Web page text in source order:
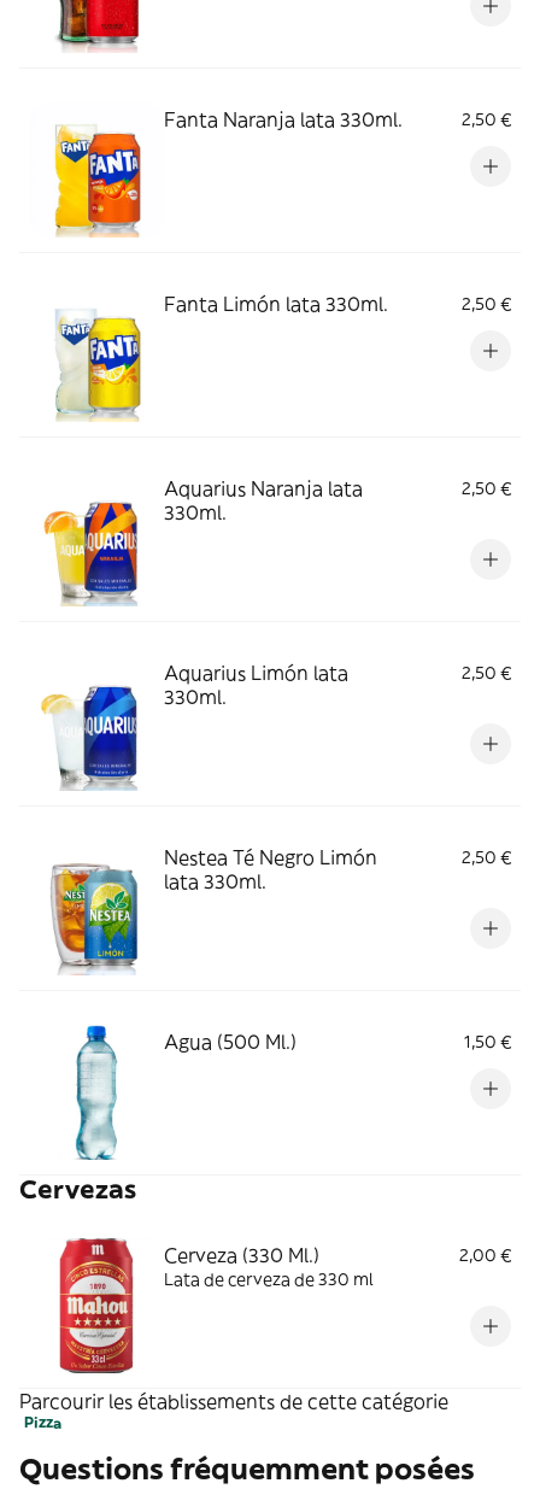
Fanta Naranja lata 330ml. 2,50 €
Fanta Limón lata 330ml. 2,50 €
Aquarius Naranja lata
330ml.
2,50 €
Aquarius Limón lata
330ml.
2,50 €
Nestea Té Negro Limón
lata 330ml.
2,50 €
Agua (500 Ml.) 1,50 €
Cervezas
Cerveza (330 Ml.)
2,00 €
Lata de cerveza de 330 ml
Parcourir les établissements de cette catégorie
Pizza
Questions fréquemment posées